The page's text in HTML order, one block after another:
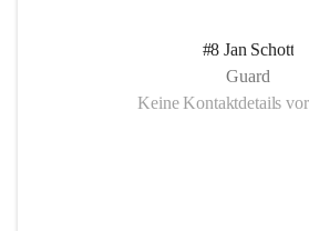
#8 Jan Schott
Guard
Keine Kontaktdetails